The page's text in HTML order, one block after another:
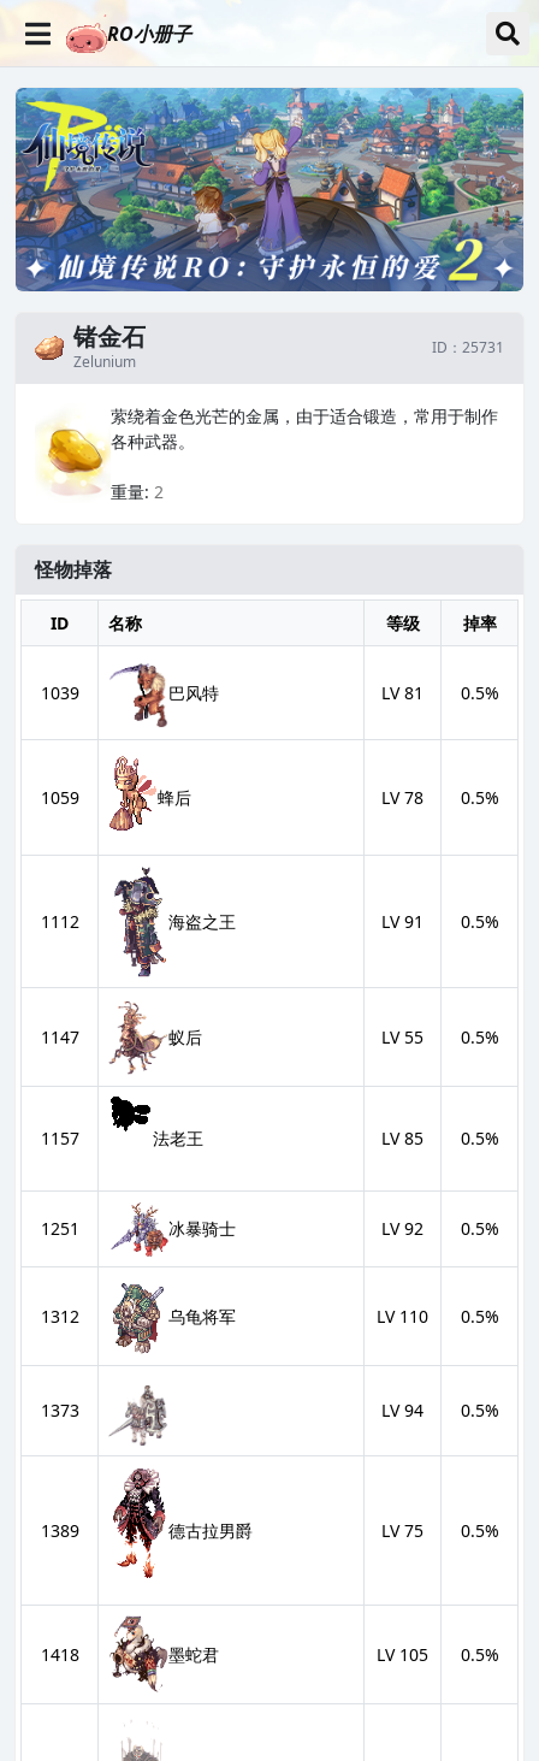
RO小册子
锗金石
Zelunium
ID：25731
萦绕着金色光芒的金属，由于适合锻造，常用于制作
各种武器。
重量: 2
怪物掉落
ID 名称 等级 掉率
1039 巴风特 LV 81 0.5%
1059 蜂后 LV 78 0.5%
1112 海盗之王 LV 91 0.5%
1147 蚁后 LV 55 0.5%
1157 法老王 LV 85 0.5%
1251 冰暴骑士 LV 92 0.5%
1312 乌龟将军 LV 110 0.5%
1373 LV 94 0.5%
1389 德古拉男爵 LV 75 0.5%
1418 墨蛇君 LV 105 0.5%